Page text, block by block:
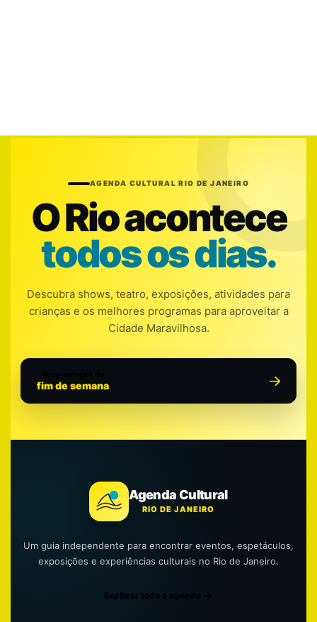
AGENDA CULTURAL RIO DE JANEIRO
O Rio acontece
todos os dias.
Descubra shows, teatro, exposições, atividades para
crianças e os melhores programas para aproveitar a
Cidade Maravilhosa.
fim de semana
Agenda Cultural
RIO DE JANEIRO
Um guia independente para encontrar eventos, espetáculos,
exposições e experiências culturais no Rio de Janeiro.
Explorar toda a agenda